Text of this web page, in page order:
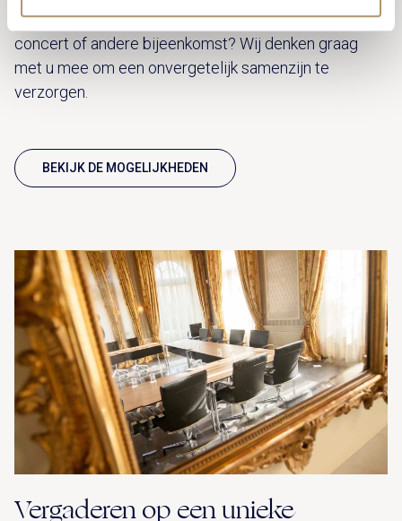
unieke locatie voor jullie (familie)bijeenkomst, een
concert of andere bijeenkomst? Wij denken graag
met u mee om een onvergetelijk samenzijn te
verzorgen.
BEKIJK DE MOGELIJKHEDEN
Vergaderen op een unieke